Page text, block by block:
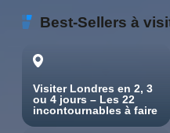
Best-Sellers à
Visiter Londres en 2, 3
ou 4 jours – Les 22
incontournables à faire